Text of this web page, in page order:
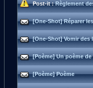
Post-it : Règlement
[One-Shot] Réparer
[One-Shot] Vomir des
[Poème] Un poème
[Poème] Poème